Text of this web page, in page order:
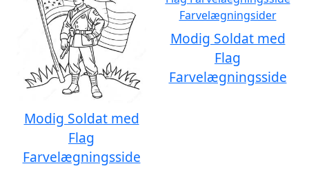
Modig Soldat med
Flag
Farvelægningsside
Modig Soldat med
Flag
Farvelægningsside